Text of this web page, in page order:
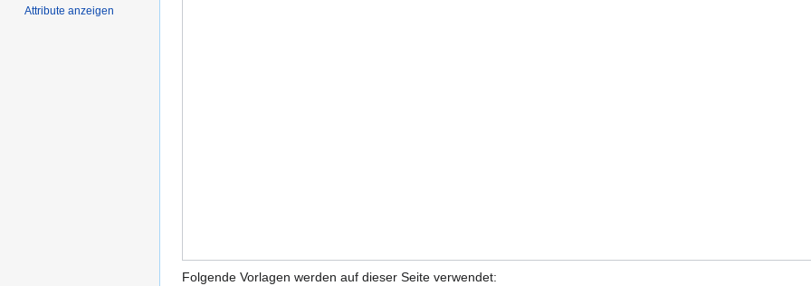
Folgende Vorlagen werden auf dieser Seite verwendet:
Attribute anzeigen